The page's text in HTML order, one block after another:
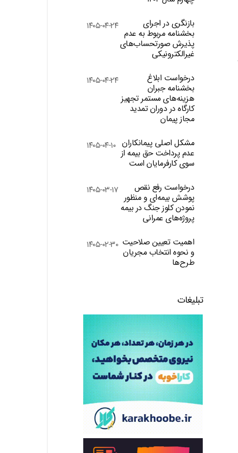
بازنگری در اجرای
بخشنامه مربوط به عدم
پذیرش صورتحساب‌های
غیرالکترونیکی
۱۴۰۵-۰۴-۲۴
درخواست ابلاغ
بخشنامه جبران
هزینه‌های مستمر تجهیز
کارگاه در دوران تمدید
مجاز پیمان
۱۴۰۵-۰۴-۲۴
مشکل اصلی پیمانکاران
عدم پرداخت حق بیمه از
سوی کارفرمایان است
۱۴۰۵-۰۴-۱۰
درخواست رفع نقص
پوشش بیمه‌ای و منظور
نمودن کلوز جنگ در بیمه
پروژه‌های عمرانی
۱۴۰۵-۰۳-۱۷
اهمیت تعیین صلاحیت
و نحوه انتخاب مجریان
طرح‌ها
۱۴۰۵-۰۲-۳۰
تبلیغات